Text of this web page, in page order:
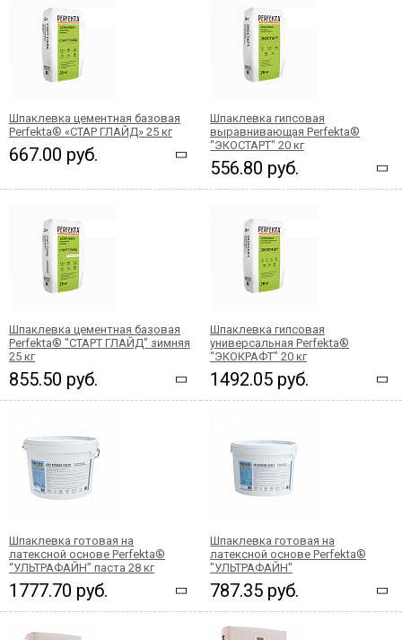
Шпаклевка цементная базовая
Perfekta® «СТАР ГЛАЙД» 25 кг
667.00 руб.
Шпаклевка гипсовая
выравнивающая Perfekta®
"ЭКОСТАРТ" 20 кг
556.80 руб.
Шпаклевка цементная базовая
Perfekta® "СТАРТ ГЛАЙД" зимняя
25 кг
855.50 руб.
Шпаклевка гипсовая
универсальная Perfekta®
“ЭКОКРАФТ” 20 кг
1492.05 руб.
Шпаклевка готовая на
латексной основе Perfekta®
“УЛЬТРАФАЙН” паста 28 кг
1777.70 руб.
Шпаклевка готовая на
латексной основе Perfekta®
"УЛЬТРАФАЙН"
787.35 руб.